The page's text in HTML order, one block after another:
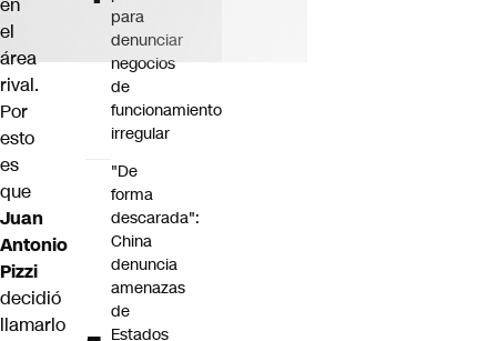
en
el
área
rival.
Por
esto
es
que
Juan
Antonio
Pizzi
decidió
llamarlo
para
denunciar
negocios
de
funcionamiento
irregular
"De
forma
descarada":
China
denuncia
amenazas
de
Estados